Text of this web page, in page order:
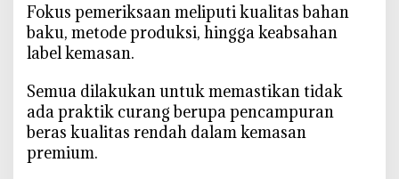
g
g
e
P
e
‎Fokus pemeriksaan meliputi kualitas bahan
baku, metode produksi, hingga keabsahan
label kemasan.
‎Semua dilakukan untuk memastikan tidak
ada praktik curang berupa pencampuran
beras kualitas rendah dalam kemasan
premium.